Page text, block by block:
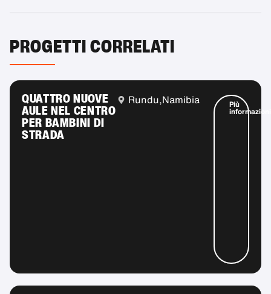
PROGETTI CORRELATI
QUATTRO NUOVE
AULE NEL CENTRO
PER BAMBINI DI
STRADA
Rundu,Namibia Più
informazioni